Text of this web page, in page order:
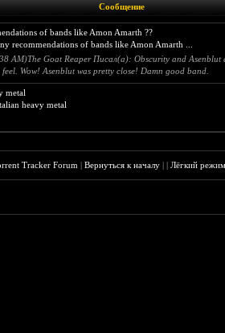
Сообщение
of bands like Amon Amarth ??
recommendations of bands like Amon Amarth ...
AM)The Goat Reaper Писал(а): Obscurity and Asenblut
Wow! Asenblut was pretty close! Damn good band.
metal
heavy metal
Tracker Forum |Вернуться к началу ||Лёгкий